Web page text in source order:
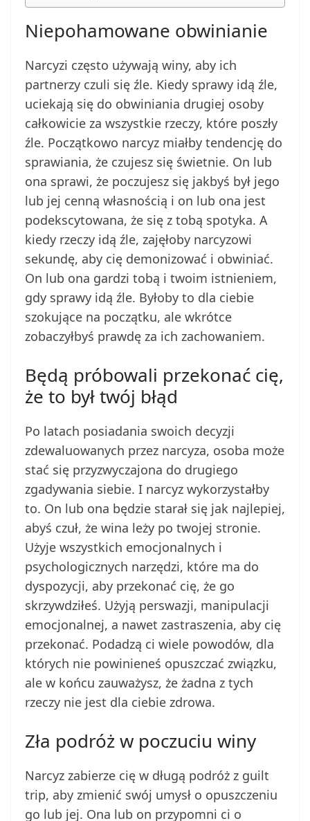
Niepohamowane obwinianie
Narcyzi często używają winy, aby ich
partnerzy czuli się źle. Kiedy sprawy idą źle,
uciekają się do obwiniania drugiej osoby
całkowicie za wszystkie rzeczy, które poszły
źle. Początkowo narcyz miałby tendencję do
sprawiania, że czujesz się świetnie. On lub
ona sprawi, że poczujesz się jakbyś był jego
lub jej cenną własnością i on lub ona jest
podekscytowana, że się z tobą spotyka. A
kiedy rzeczy idą źle, zajęłoby narcyzowi
sekundę, aby cię demonizować i obwiniać.
On lub ona gardzi tobą i twoim istnieniem,
gdy sprawy idą źle. Byłoby to dla ciebie
szokujące na początku, ale wkrótce
zobaczyłbyś prawdę za ich zachowaniem.
Będą próbowali przekonać cię,
że to był twój błąd
Po latach posiadania swoich decyzji
zdewaluowanych przez narcyza, osoba może
stać się przyzwyczajona do drugiego
zgadywania siebie. I narcyz wykorzystałby
to. On lub ona będzie starał się jak najlepiej,
abyś czuł, że wina leży po twojej stronie.
Użyje wszystkich emocjonalnych i
psychologicznych narzędzi, które ma do
dyspozycji, aby przekonać cię, że go
skrzywdziłeś. Użyją perswazji, manipulacji
emocjonalnej, a nawet zastraszenia, aby cię
przekonać. Podadzą ci wiele powodów, dla
których nie powinieneś opuszczać związku,
ale w końcu zauważysz, że żadna z tych
rzeczy nie jest dla ciebie zdrowa.
Zła podróż w poczuciu winy
Narcyz zabierze cię w długą podróż z guilt
trip, aby zmienić swój umysł o opuszczeniu
go lub jej. Ona lub on przypomni ci o